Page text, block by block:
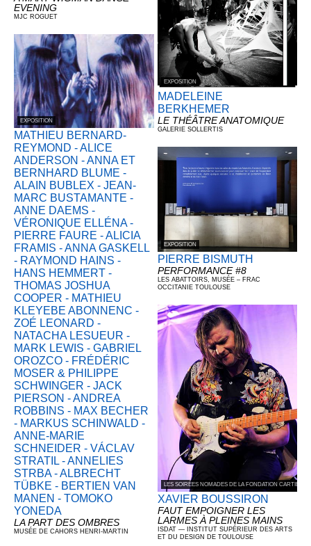
EVENING
MJC ROGUET
EXPOSITION
MATHIEU BERNARD-
REYMOND - ALICE
ANDERSON - ANNA ET
BERNHARD BLUME -
ALAIN BUBLEX - JEAN-
MARC BUSTAMANTE -
ANNE DAEMS -
VÉRONIQUE ELLÉNA -
PIERRE FAURE - ALICIA
FRAMIS - ANNA GASKELL
- RAYMOND HAINS -
HANS HEMMERT -
THOMAS JOSHUA
COOPER - MATHIEU
KLEYEBE ABONNENC -
ZOÉ LEONARD -
NATACHA LESUEUR -
MARK LEWIS - GABRIEL
OROZCO - FRÉDÉRIC
MOSER & PHILIPPE
SCHWINGER - JACK
PIERSON - ANDREA
ROBBINS - MAX BECHER
- MARKUS SCHINWALD -
ANNE-MARIE
SCHNEIDER - VÁCLAV
STRATIL - ANNELIES
STRBA - ALBRECHT
TÜBKE - BERTIEN VAN
MANEN - TOMOKO
YONEDA
LA PART DES OMBRES
MUSÉE DE CAHORS HENRI-MARTIN
EXPOSITION
MADELEINE
BERKHEMER
LE THÉÂTRE ANATOMIQUE
GALERIE SOLLERTIS
EXPOSITION
PIERRE BISMUTH
PERFORMANCE #8
LES ABATTOIRS, MUSÉE – FRAC
OCCITANIE TOULOUSE
LES SOIRÉES NOMADES DE LA FONDATION CARTIER
XAVIER BOUSSIRON
FAUT EMPOIGNER LES
LARMES À PLEINES MAINS
ISDAT — INSTITUT SUPÉRIEUR DES ARTS
ET DU DESIGN DE TOULOUSE